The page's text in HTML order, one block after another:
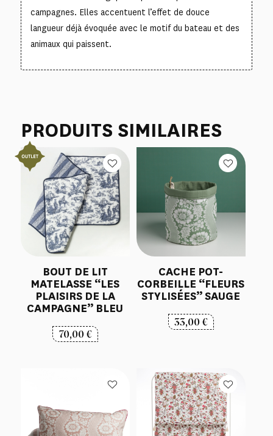
campagnes. Elles accentuent l’effet de douce
langueur déjà évoquée avec le motif du bateau et des
animaux qui paissent.
PRODUITS SIMILAIRES
BOUT DE LIT
MATELASSE “LES
PLAISIRS DE LA
CAMPAGNE” BLEU
70,00€
CACHE POT-
CORBEILLE “FLEURS
STYLISÉES” SAUGE
33,00€